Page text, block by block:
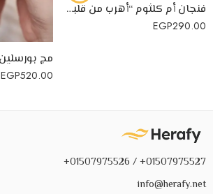
فنجان أم كلثوم “أهرب من قلبي أروح على فين” مصنوع من البورسلين
EGP290.00
EGP520.00
01507975527+ / 01507975526+
info@herafy.net